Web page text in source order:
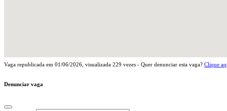
Vaga republicada em 01/06/2026 , visualizada 229 vezes - Quer denunciar esta vaga? Clique
Denunciar vaga